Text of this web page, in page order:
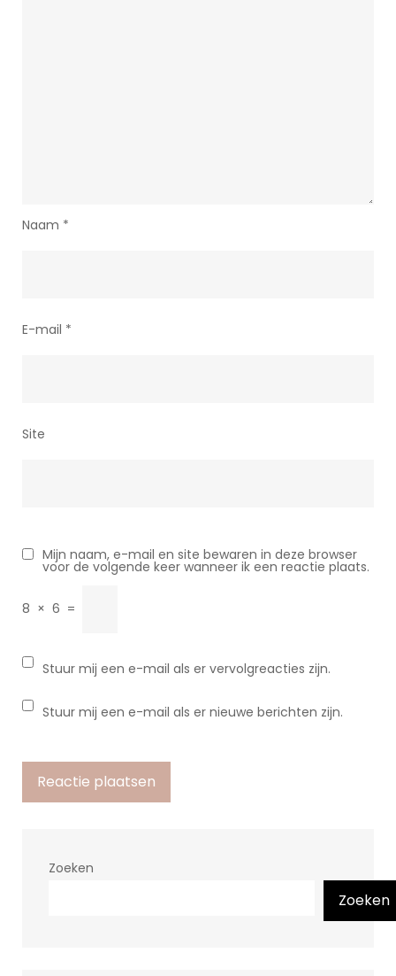
Naam *
E-mail *
Site
Mijn naam, e-mail en site bewaren in deze browser
voor de volgende keer wanneer ik een reactie plaats.
8 × 6 =
Stuur mij een e-mail als er vervolgreacties zijn.
Stuur mij een e-mail als er nieuwe berichten zijn.
Zoeken
Zoeken